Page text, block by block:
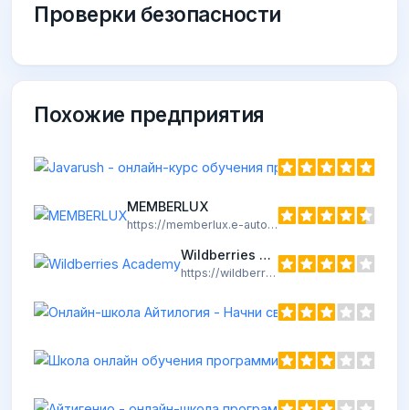
Проверки безопасности
Похожие предприятия
MEMBERLUX
https://memberlux.e-autopay.com/
Wildberries Academy
https://wildberries-edu.ru/